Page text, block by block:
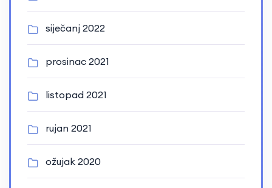
siječanj 2022
prosinac 2021
listopad 2021
rujan 2021
ožujak 2020